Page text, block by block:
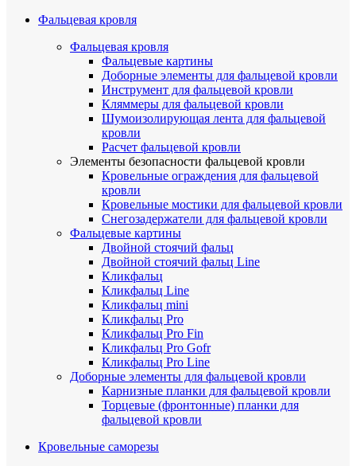
Фальцевая кровля
Фальцевая кровля
Фальцевые картины
Доборные элементы для фальцевой кровли
Инструмент для фальцевой кровли
Кляммеры для фальцевой кровли
Шумоизолирующая лента для фальцевой
кровли
Расчет фальцевой кровли
Элементы безопасности фальцевой кровли
Кровельные ограждения для фальцевой
кровли
Кровельные мостики для фальцевой кровли
Снегозадержатели для фальцевой кровли
Фальцевые картины
Двойной стоячий фальц
Двойной стоячий фальц Line
Кликфальц
Кликфальц Line
Кликфальц mini
Кликфальц Pro
Кликфальц Pro Fin
Кликфальц Pro Gofr
Кликфальц Pro Line
Доборные элементы для фальцевой кровли
Карнизные планки для фальцевой кровли
Торцевые (фронтонные) планки для
фальцевой кровли
Кровельные саморезы